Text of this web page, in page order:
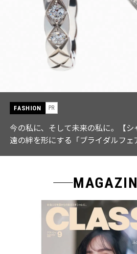
FASHION PR
【ICB】人気インフルエンサーと共
なる「名品ブラウス」２選